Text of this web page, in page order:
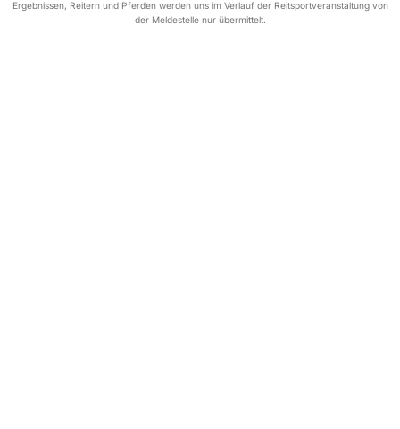
Ergebnissen, Reitern und Pferden werden uns im Verlauf der Reitsportveranstaltung von
der Meldestelle nur übermittelt.